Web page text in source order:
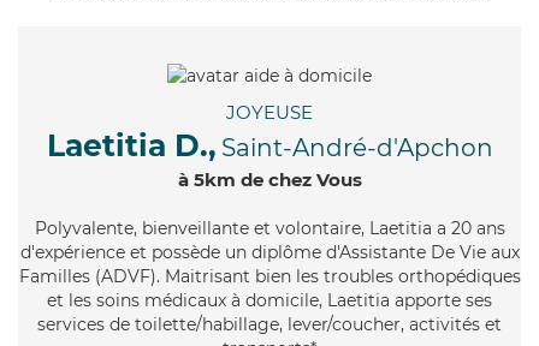
JOYEUSE
Laetitia D., Saint-André-d'Apchon
à 5km de chez Vous
Polyvalente, bienveillante et volontaire, Laetitia a 20 ans
d'expérience et possède un diplôme d'Assistante De Vie aux
Familles (ADVF). Maitrisant bien les troubles orthopédiques
et les soins médicaux à domicile, Laetitia apporte ses
services de toilette/habillage, lever/coucher, activités et